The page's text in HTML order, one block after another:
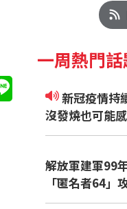
一周熱門
新冠疫情持續飆升 常見八大症狀
沒發燒也可能
解放軍建軍99
「匿名者64」